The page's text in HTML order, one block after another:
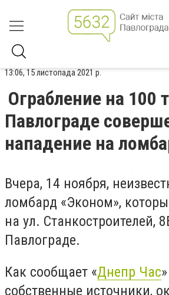
13:06, 15 листопада 2021 р.
Ограбление на 100
Павлограде
нападение на
Вчера, 14 ноября,
ломбард «Эконом»,
на ул. Станкостроителей,
Павлограде.
Как сообщает «Днепр Час
собственные источники,